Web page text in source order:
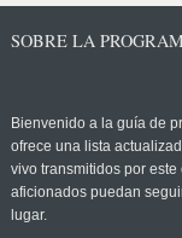
SOBRE LA
Bienvenido a la guía de
ofrece una lista
vivo transmitidos por
aficionados puedan
lugar.